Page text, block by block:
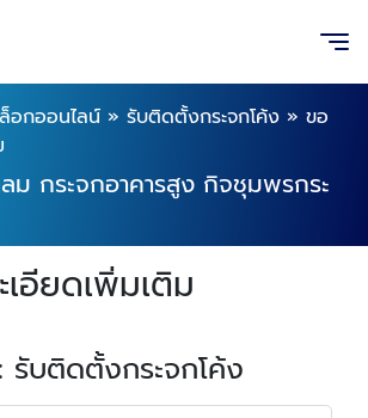
อกออนไลน์ » รับติดตั้งกระจกโค้ง » ขอ
ม กระจกอาคารสูง กิจชุมพรกระ
เอียดเพิ่มเติม
รับติดตั้งกระจกโค้ง